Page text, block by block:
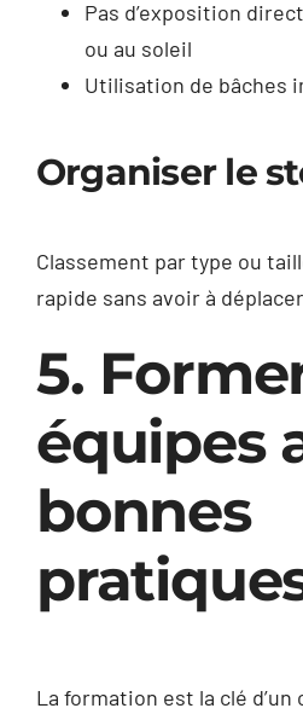
Pas d’exposition
ou au soleil
Utilisation de bâches
Organiser le
Classement par type ou
rapide sans avoir à
5.
équipes
bonnes
La formation est la clé